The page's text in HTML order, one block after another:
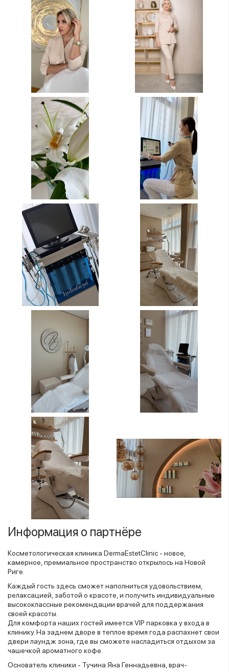
Информация о партнёре
Косметологическая клиника DermaEstetClinic - новое,
камерное, премиальное пространство открылось на Новой
Риге.
Каждый гость здесь сможет наполниться удовольствием,
релаксацией, заботой о красоте, и получить индивидуальные
высококлассные рекомендации врачей для поддержания
своей красоты.
Для комфорта наших гостей имеется VIP парковка у входа в
клинику. На заднем дворе в теплое время года распахнет свои
двери лаундж зона, где вы сможете насладиться отдыхом за
чашечкой ароматного кофе.
Основатель клиники - Тучина Яна Геннадьевна, врач-